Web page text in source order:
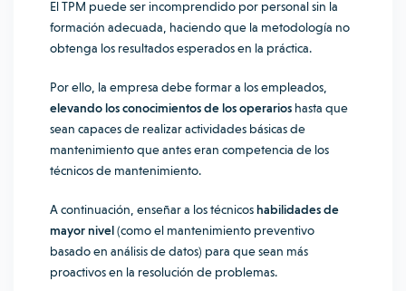
El TPM puede ser incomprendido por personal sin la
formación adecuada, haciendo que la metodología no
obtenga los resultados esperados en la práctica.
Por ello, la empresa debe formar a los empleados,
elevando los conocimientos de los operarios hasta que
sean capaces de realizar actividades básicas de
mantenimiento que antes eran competencia de los
técnicos de mantenimiento.
A continuación, enseñar a los técnicoshabilidades de
mayor nivel(como el mantenimiento preventivo
basado en análisis de datos) para que sean más
proactivos en la resolución de problemas.